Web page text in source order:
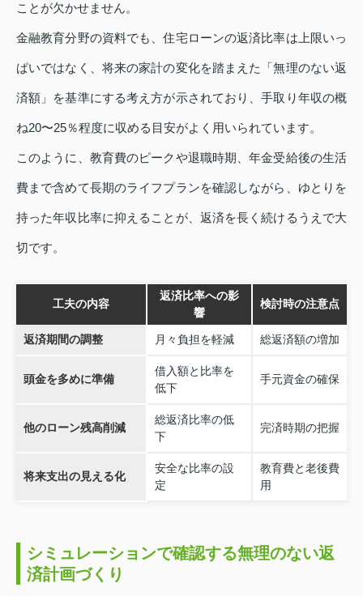
ことが欠かせません。
金融教育分野の資料でも、住宅ローンの返済比率は上限いっ
ぱいではなく、将来の家計の変化を踏まえた「無理のない返
済額」を基準にする考え方が示されており、手取り年収の概
ね20〜25％程度に収める目安がよく用いられています。
このように、教育費のピークや退職時期、年金受給後の生活
費まで含めて長期のライフプランを確認しながら、ゆとりを
持った年収比率に抑えることが、返済を長く続けるうえで大
切です。
工夫の内容
返済比率への影
響
検討時の注意点
返済期間の調整 月々負担を軽減 総返済額の増加
頭金を多めに準備
借入額と比率を
低下
手元資金の確保
他のローン残高削減
総返済比率の低
下
完済時期の把握
将来支出の見える化
安全な比率の設
定
教育費と老後費
用
シミュレーションで確認する無理のない返
済計画づくり